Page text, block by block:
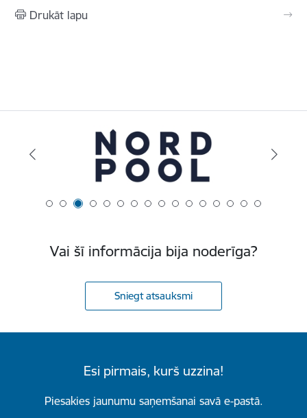
Drukāt lapu
Vai šī informācija bija noderīga?
Sniegt atsauksmi
Esi pirmais, kurš uzzina!
Piesakies jaunumu saņemšanai savā e-pastā.